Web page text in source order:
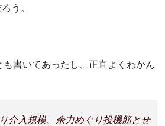
う。
書いてあったし、正直よくわかん
介入規模、余力めぐり投機筋とせ